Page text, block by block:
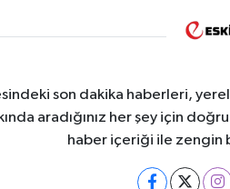
son dakika haberleri,
aradığınız her şey için
haber içeriği ile zengin